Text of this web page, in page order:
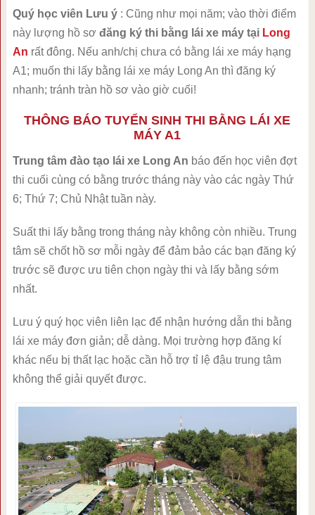
Quý học viên Lưu ý: Cũng như mọi năm; vào thời điểm
này lượng hồ sơ đăng ký thi bằng lái xe máy tại Long
An rất đông. Nếu anh/chị chưa có bằng lái xe máy hạng
A1; muốn thi lấy bằng lái xe máy Long An thì đăng ký
nhanh; tránh tràn hồ sơ vào giờ cuối!
THÔNG BÁO TUYỂN SINH THI BẰNG LÁI XE
MÁY A1
Trung tâm đào tạo lái xe Long An báo đến học viên đợt
thi cuối cùng có bằng trước tháng này vào các ngày Thứ
6; Thứ 7; Chủ Nhật tuần này.
Suất thi lấy bằng trong tháng này không còn nhiều. Trung
tâm sẽ chốt hồ sơ mỗi ngày để đảm bảo các bạn đăng ký
trước sẽ được ưu tiên chọn ngày thi và lấy bằng sớm
nhất.
Lưu ý quý học viên liên lạc để nhận hướng dẫn thi bằng
lái xe máy đơn giản; dễ dàng. Mọi trường hợp đăng kí
khác nếu bị thất lạc hoặc cần hỗ trợ tỉ lệ đậu trung tâm
không thể giải quyết được.